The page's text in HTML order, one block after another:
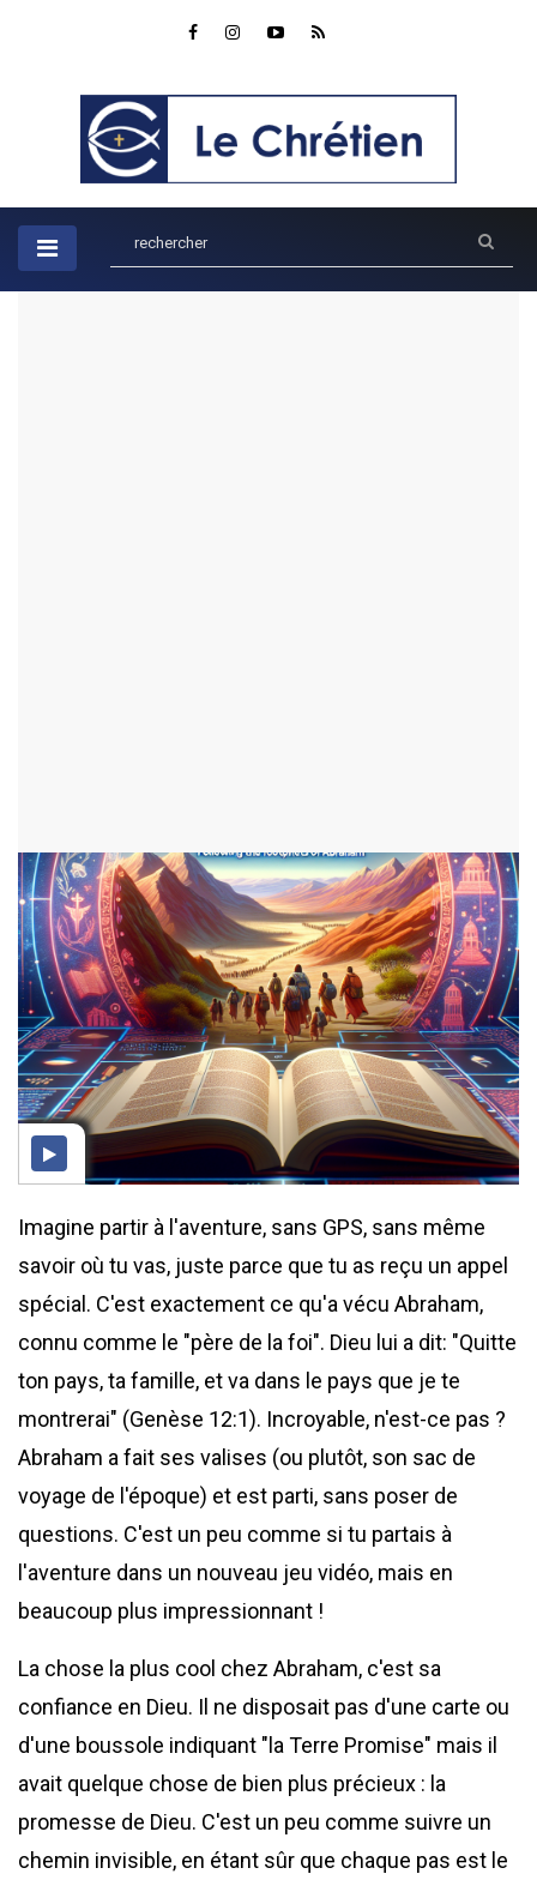
Imagine partir à l'aventure, sans GPS, sans même
savoir où tu vas, juste parce que tu as reçu un appel
spécial. C'est exactement ce qu'a vécu Abraham,
connu comme le "père de la foi". Dieu lui a dit: "Quitte
ton pays, ta famille, et va dans le pays que je te
montrerai" (Genèse 12:1). Incroyable, n'est-ce pas ?
Abraham a fait ses valises (ou plutôt, son sac de
voyage de l'époque) et est parti, sans poser de
questions. C'est un peu comme si tu partais à
l'aventure dans un nouveau jeu vidéo, mais en
beaucoup plus impressionnant !
La chose la plus cool chez Abraham, c'est sa
confiance en Dieu. Il ne disposait pas d'une carte ou
d'une boussole indiquant "la Terre Promise" mais il
avait quelque chose de bien plus précieux : la
promesse de Dieu. C'est un peu comme suivre un
chemin invisible, en étant sûr que chaque pas est le